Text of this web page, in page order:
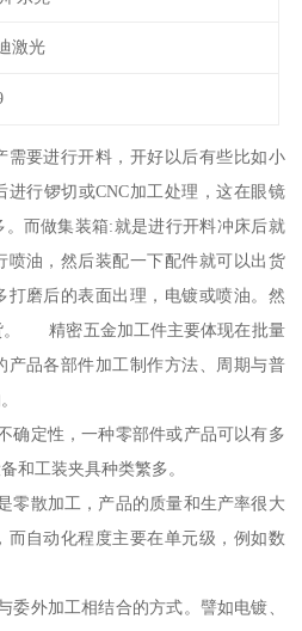
激光
需要进行开料，开好以后有些比如小
行锣切或CNC加工处理，这在眼镜
而做集装箱:就是进行开料冲床后就
喷油，然后装配一下配件就可以出货
打磨后的表面出理，电镀或喷油。然
。 精密五金加工件主要体现在批量
产品各部件加工制作方法、周期与普
确定性，一种零部件或产品可以有多
和工装夹具种类繁多。
零散加工，产品的质量和生产率很大
而自动化程度主要在单元级，例如数
委外加工相结合的方式。譬如电镀、